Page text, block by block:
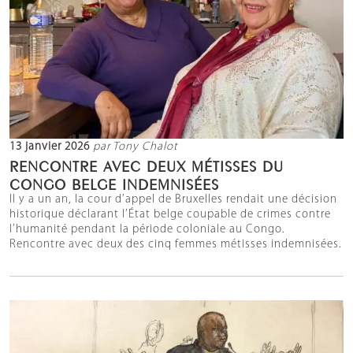
13 janvier 2026 par Tony Chalot
RENCONTRE AVEC DEUX MÉTISSES DU
CONGO BELGE INDEMNISÉES
Il y a un an, la cour d’appel de Bruxelles rendait une décision
historique déclarant l’État belge coupable de crimes contre
l’humanité pendant la période coloniale au Congo.
Rencontre avec deux des cinq femmes métisses indemnisées.